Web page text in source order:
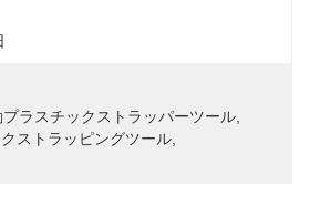
ラスチックストラッパーツール
ストラッピングツール